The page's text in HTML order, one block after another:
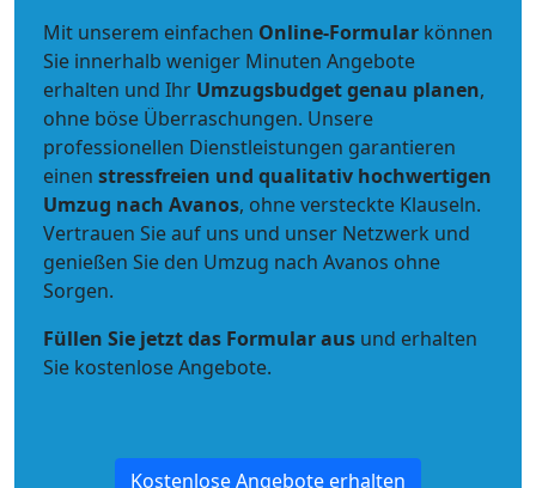
Mit unserem einfachen Online-Formular können
Sie innerhalb weniger Minuten Angebote
erhalten und Ihr Umzugsbudgetgenau planen,
ohne böse Überraschungen. Unsere
professionellen Dienstleistungen garantieren
einen stressfreien und qualitativ hochwertigen
Umzug nach Avanos, ohne versteckte Klauseln.
Vertrauen Sie auf uns und unser Netzwerk und
genießen Sie den Umzug nach Avanos ohne
Sorgen.
Füllen Sie jetzt das Formular aus und erhalten
Sie kostenlose Angebote.
Kostenlose Angebote erhalten